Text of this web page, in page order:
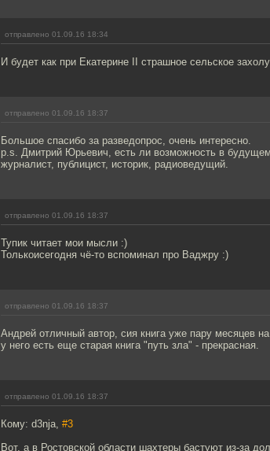
отправлено 01.09.16 18:34
И будет как при Екатерине II страшное сельское
отправлено 01.09.16 18:37
Большое спасибо за разведопрос, очень интересно.
p.s. Дмитрий Юрьевич, есть ли возможность в
журналист, публицист, историк, радиоведущий.
отправлено 01.09.16 18:37
Тупик читает мои мысли :)
Толькоисегодня чё-то вспоминал про Ваджру :)
отправлено 01.09.16 18:37
Андрей отличный автор, сия книга уже пару месяцев
у него есть еще старая книга "путь зла" - прекрасная.
отправлено 01.09.16 18:37
Кому: d3nja, #3
Вот, а в Ростовской области шахтеры бастуют из-за